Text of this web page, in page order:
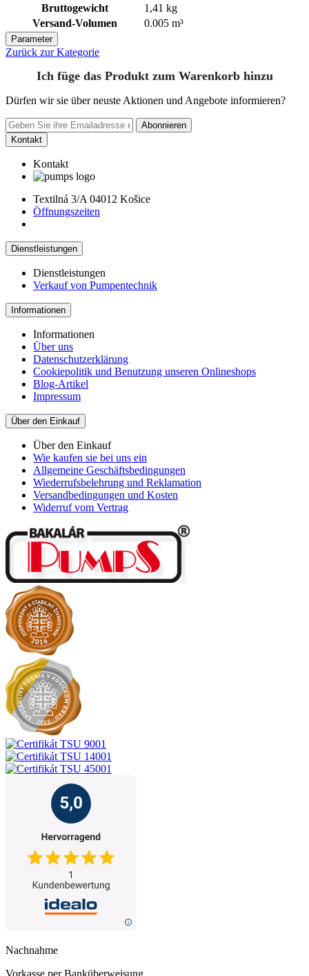
Bruttogewicht
1,41 kg
Versand-Volumen
0.005 m³
Parameter
Zurück zur Kategorie
Ich füge das Produkt zum Warenkorb hinzu
Dürfen wir sie über neuste Aktionen und Angebote informieren?
Abonnieren
Kontakt
Kontakt
Textilná 3/A 04012 Košice
Öffnungszeiten
Dienstleistungen
Dienstleistungen
Verkauf von Pumpentechnik
Informationen
Informationen
Über uns
Datenschutzerklärung
Cookiepolitik und Benutzung unseren Onlineshops
Blog-Artikel
Impressum
Über den Einkauf
Über den Einkauf
Wie kaufen sie bei uns ein
Allgemeine Geschäftsbedingungen
Wiederrufsbelehrung und Reklamation
Versandbedingungen und Kosten
Widerruf vom Vertrag
Nachnahme